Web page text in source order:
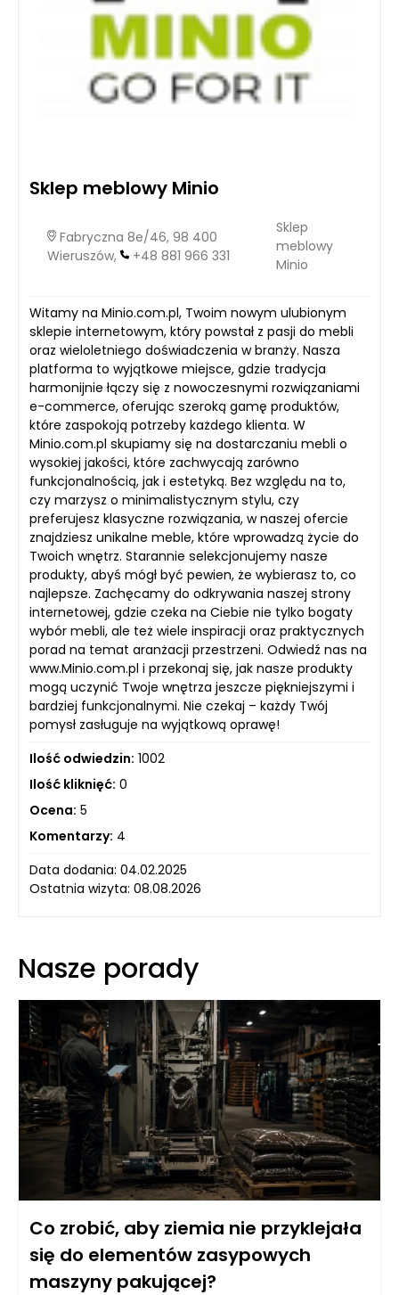
Sklep meblowy Minio
Fabryczna 8e/46, 98 400
Wieruszów,
+48 881 966 331
Sklep
meblowy
Minio
Witamy na Minio.com.pl, Twoim nowym ulubionym
sklepie internetowym, który powstał z pasji do mebli
oraz wieloletniego doświadczenia w branży. Nasza
platforma to wyjątkowe miejsce, gdzie tradycja
harmonijnie łączy się z nowoczesnymi rozwiązaniami
e-commerce, oferując szeroką gamę produktów,
które zaspokoją potrzeby każdego klienta. W
Minio.com.pl skupiamy się na dostarczaniu mebli o
wysokiej jakości, które zachwycają zarówno
funkcjonalnością, jak i estetyką. Bez względu na to,
czy marzysz o minimalistycznym stylu, czy
preferujesz klasyczne rozwiązania, w naszej ofercie
znajdziesz unikalne meble, które wprowadzą życie do
Twoich wnętrz. Starannie selekcjonujemy nasze
produkty, abyś mógł być pewien, że wybierasz to, co
najlepsze. Zachęcamy do odkrywania naszej strony
internetowej, gdzie czeka na Ciebie nie tylko bogaty
wybór mebli, ale też wiele inspiracji oraz praktycznych
porad na temat aranżacji przestrzeni. Odwiedź nas na
www.Minio.com.pl i przekonaj się, jak nasze produkty
mogą uczynić Twoje wnętrza jeszcze piękniejszymi i
bardziej funkcjonalnymi. Nie czekaj – każdy Twój
pomysł zasługuje na wyjątkową oprawę!
Ilość odwiedzin: 1002
Ilość kliknięć: 0
Ocena: 5
Komentarzy: 4
Data dodania: 04.02.2025
Ostatnia wizyta: 08.08.2026
Nasze porady
Co zrobić, aby ziemia nie przyklejała
się do elementów zasypowych
maszyny pakującej?